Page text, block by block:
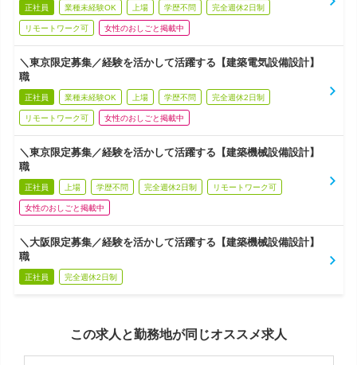
正社員 業種未経験OK 上場 学歴不問 完全週休2日制
リモートワーク可 女性のおしごと掲載中
＼東京限定募集／経験を活かして活躍する【建築電気設備設計】
職
正社員 業種未経験OK 上場 学歴不問 完全週休2日制
リモートワーク可 女性のおしごと掲載中
＼東京限定募集／経験を活かして活躍する【建築機械設備設計】
職
正社員 上場 学歴不問 完全週休2日制 リモートワーク可
女性のおしごと掲載中
＼大阪限定募集／経験を活かして活躍する【建築機械設備設計】
職
正社員 完全週休2日制
この求人と勤務地が同じオススメ求人